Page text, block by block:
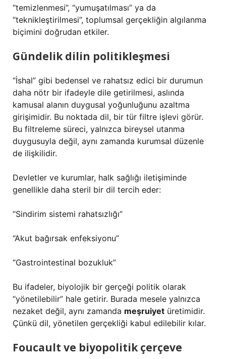
“temizlenmesi”, “yumuşatılması” ya da
“teknikleştirilmesi”, toplumsal gerçekliğin algılanma
biçimini doğrudan etkiler.
Gündelik dilin politikleşmesi
“İshal” gibi bedensel ve rahatsız edici bir durumun
daha nötr bir ifadeyle dile getirilmesi, aslında
kamusal alanın duygusal yoğunluğunu azaltma
girişimidir. Bu noktada dil, bir tür filtre işlevi görür.
Bu filtreleme süreci, yalnızca bireysel utanma
duygusuyla değil, aynı zamanda kurumsal düzenle
de ilişkilidir.
Devletler ve kurumlar, halk sağlığı iletişiminde
genellikle daha steril bir dil tercih eder:
“Sindirim sistemi rahatsızlığı”
“Akut bağırsak enfeksiyonu”
“Gastrointestinal bozukluk”
Bu ifadeler, biyolojik bir gerçeği politik olarak
“yönetilebilir” hale getirir. Burada mesele yalnızca
nezaket değil, aynı zamanda meşruiyet üretimidir.
Çünkü dil, yönetilen gerçekliği kabul edilebilir kılar.
Foucault ve biyopolitik çerçeve